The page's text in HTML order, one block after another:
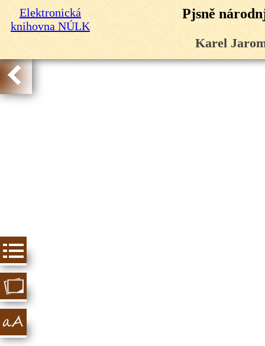
Elektronická
knihovna NÚLK
Pjsně
Karel